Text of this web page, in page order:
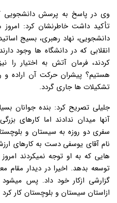
وی در پاسخ به پرسش دانشجویی
تأکید داشت خاطرنشان کرد:
دانشجویی، نهاد رهبری، بسیج
انقلابی که در دانشگاه ها وجود
کردند، فرمان آتش به اختیار
هستیم؟ پیشران حرکت آن اراده
تشکیلات ها جاری گردد.
جلیلی تصریح کرد: بنده جوانان
آنها میدان ندادند اما کارهای
سفری دو روزه به سیستان و
نام آقای یوسفی دست به کارهای
هایی که به او توجه نمیکردند
توسعه بدهد. اخیرا در دیدار مقام
گزارشی ازکار خود داد. پس
ازاستان سیستان و بلوچستان کار